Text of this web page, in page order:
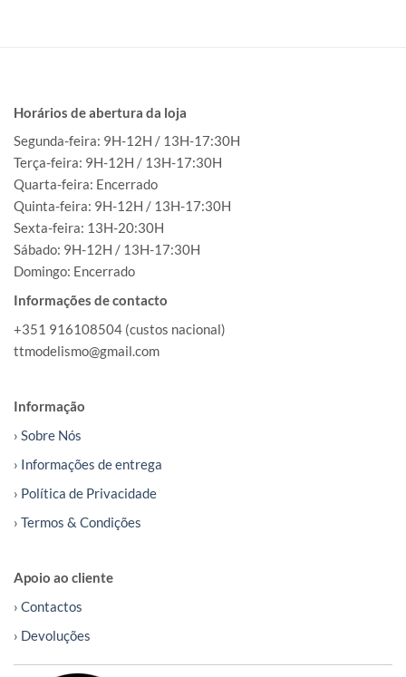
Horários de abertura da loja
Segunda-feira: 9H-12H / 13H-17:30H
Terça-feira: 9H-12H / 13H-17:30H
Quarta-feira: Encerrado
Quinta-feira: 9H-12H / 13H-17:30H
Sexta-feira: 13H-20:30H
Sábado: 9H-12H / 13H-17:30H
Domingo: Encerrado
Informações de contacto
+351 916108504 (custos nacional)
ttmodelismo@gmail.com
Informação
› Sobre Nós
› Informações de entrega
› Política de Privacidade
› Termos & Condições
Apoio ao cliente
› Contactos
› Devoluções